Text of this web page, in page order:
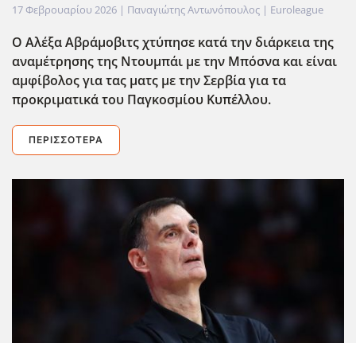
17 Φεβρουαρίου 2026 | Παναγιώτης Αντωνόπουλος | Euroleague
Ο Αλέξα Αβράμοβιτς χτύπησε κατά την διάρκεια της
αναμέτρησης της Ντουμπάι με την Μπόσνα και είναι
αμφίβολος για τας ματς με την Σερβία για τα
προκριματικά του Παγκοσμίου Κυπέλλου.
ΠΕΡΙΣΣΌΤΕΡΑ